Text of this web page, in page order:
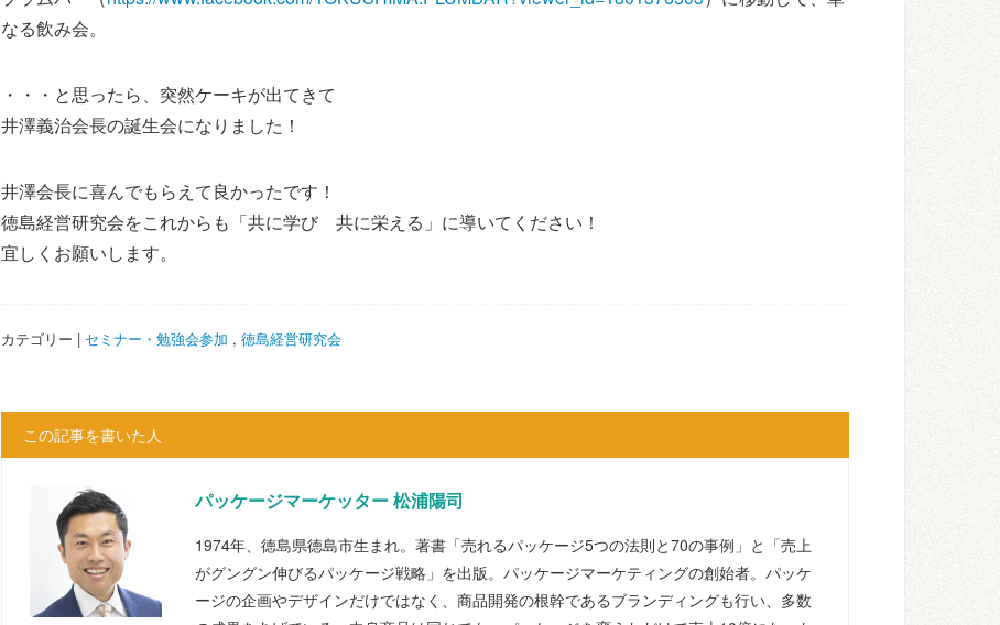
なる飲み会。
・・・と思ったら、突然ケーキが出てきて
井澤義治会長の誕生会になりました！
井澤会長に喜んでもらえて良かったです！
徳島経営研究会をこれからも「共に学び 共に栄える」に導いてください！
宜しくお願いします。
カテゴリー | セミナー・勉強会参加 , 徳島経営研究会
この記事を書いた人
パッケージマーケッター 松浦陽司
1974年、徳島県徳島市生まれ。著書「売れるパッケージ5つの法則と70の事例」と「売上
がグングン伸びるパッケージ戦略」を出版。パッケージマーケティングの創始者。パッケ
ージの企画やデザインだけではなく、商品開発の根幹であるブランディングも行い、多数